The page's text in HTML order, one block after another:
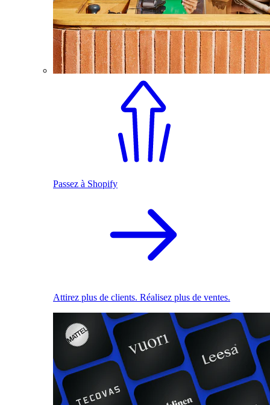
Passez à Shopify
Attirez plus de clients. Réalisez plus de ventes.